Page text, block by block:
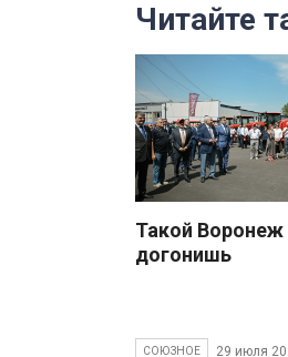
Читайте
Такой Воронеж
догонишь
СОЮЗНОЕ 29 июля